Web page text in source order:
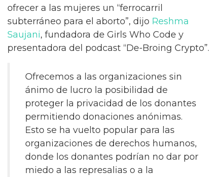
ofrecer a las mujeres un “ferrocarril
subterráneo para el aborto”, dijo Reshma
Saujani, fundadora de Girls Who Code y
presentadora del podcast “De-Broing Crypto”.
Ofrecemos a las organizaciones sin
ánimo de lucro la posibilidad de
proteger la privacidad de los donantes
permitiendo donaciones anónimas.
Esto se ha vuelto popular para las
organizaciones de derechos humanos,
donde los donantes podrían no dar por
miedo a las represalias o a la